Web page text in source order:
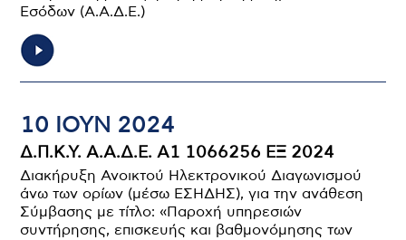
Εσόδων (Α.Α.Δ.Ε.)
10 ΙΟΥΝ 2024
Δ.Π.Κ.Υ. Α.Α.Δ.Ε. Α1 1066256 ΕΞ 2024
Διακήρυξη Ανοικτού Ηλεκτρονικού Διαγωνισμού
άνω των ορίων (μέσω ΕΣΗΔΗΣ), για την ανάθεση
Σύμβασης με τίτλο: «Παροχή υπηρεσιών
συντήρησης, επισκευής και βαθμονόμησης των